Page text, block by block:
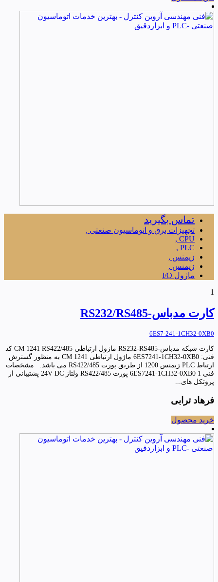
تماس بگیرید
تجهیزات برق و اتوماسیون صنعتی ,
CPU ,
PLC ,
زیمنس ,
زیمنس ,
ماژول I/O
1
کارت مدباس-RS232/RS485
6ES7-241-1CH32-0XB0
کارت شبکه مدباس-RS232-RS485 ماژول ارتباطی CM 1241 RS422/485 کد
فنی: 6ES7241-1CH32-0XB0 ماژول ارتباطی CM 1241 به منظور گسترش
ارتباط PLC زیمنس 1200 از طریق پورت RS422/485 می باشد. مشخصات
فنی 6ES7241-1CH32-0XB0 1 پورت RS422/485 ولتاژ 24V DC پشتیبانی از
پروتکل های...
فرهاد ترابی
خرید محصول